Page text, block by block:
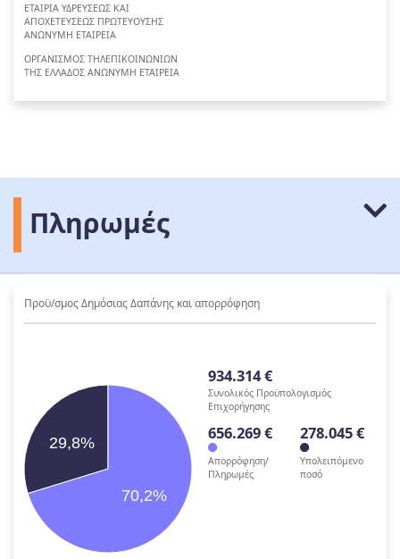
ΕΤΑΙΡΙΑ ΥΔΡΕΥΣΕΩΣ ΚΑΙ
ΑΠΟΧΕΤΕΥΣΕΩΣ ΠΡΩΤΕΥΟΥΣΗΣ
ΑΝΩΝΥΜΗ ΕΤΑΙΡΕΙΑ
ΟΡΓΑΝΙΣΜΟΣ ΤΗΛΕΠΙΚΟΙΝΩΝΙΩΝ
ΤΗΣ ΕΛΛΑΔΟΣ ΑΝΩΝΥΜΗ ΕΤΑΙΡΕΙΑ
Πληρωμές
Προϋ/σμος Δημόσιας Δαπάνης και απορρόφηση
29,8%
70,2%
934.314 €
Συνολικός Προϋπολογισμός
Επιχορήγησης
656.269 €
Απορρόφηση/
Πληρωμές
278.045 €
Υπολειπόμενο
ποσό